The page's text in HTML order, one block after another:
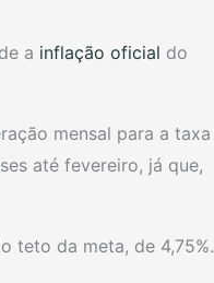
a inflação oficial do
mensal para a taxa
até fevereiro, já que,
teto da meta, de 4,75%.